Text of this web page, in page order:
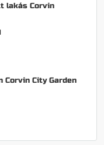
lakás Corvin
City Garden